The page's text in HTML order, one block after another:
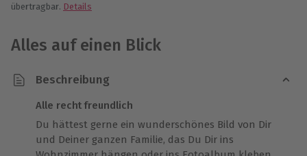
übertragbar. Details
Alles auf einen Blick
Beschreibung
Alle recht freundlich
Du hättest gerne ein wunderschönes Bild von Dir
und Deiner ganzen Familie, das Du Dir ins